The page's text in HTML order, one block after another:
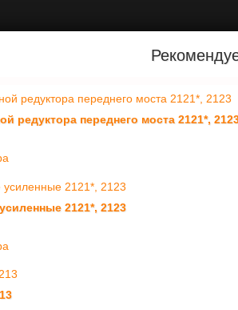
редуктора переднего моста 2121*,
2121*, 2123